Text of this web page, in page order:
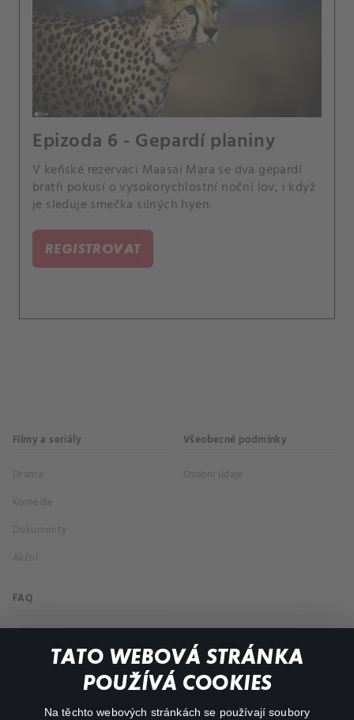
TATO WEBOVÁ STRÁNKA
POUŽÍVÁ COOKIES
Na těchto webových stránkách se používají soubory
Epizoda 6 - Gepardí planiny
V keňské rezervaci Maasai Mara se dva gepardí
bratři pokusí o vysokorychlostní noční lov, i když
je sleduje smečka silných hyen.
REGISTROVAT
Filmy a seriály
Drama
Komedie
Dokumenty
Akční
Všeobecné podmínky
Osobní údaje
FAQ
Můj účet
Důležité odkazy